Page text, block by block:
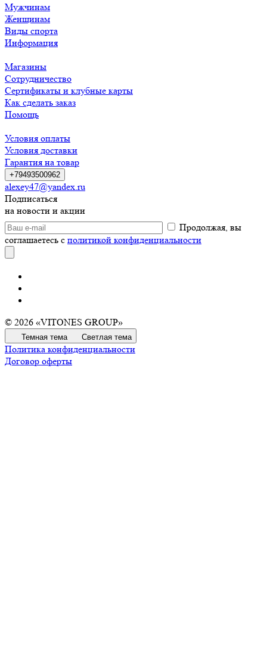
Мужчинам
Женщинам
Виды спорта
Информация
Магазины
Сотрудничество
Сертификаты и клубные карты
Как сделать заказ
Помощь
Условия оплаты
Условия доставки
Гарантия на товар
+79493500962
alexey47@yandex.ru
Подписаться
на новости и акции
Продолжая, вы
соглашаетесь с политикой конфиденциальности
© 2026 «VITONES GROUP»
Темная тема Светлая тема
Политика конфиденциальности
Договор оферты